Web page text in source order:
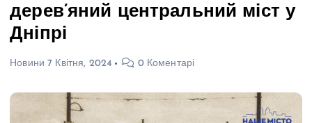
дерев’яний центральний міст у
Дніпрі
Новини 7 Квітня, 2024 0 Коментарі